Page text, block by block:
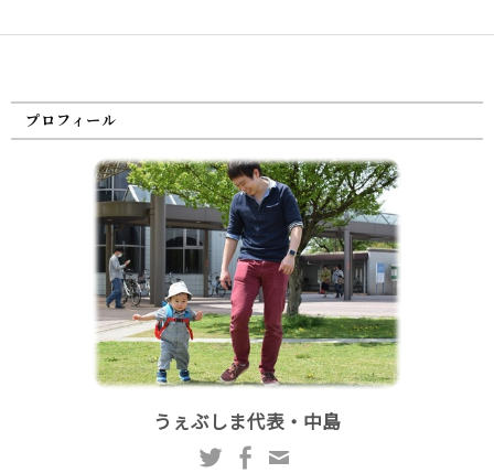
プロフィール
うぇぶしま代表・中島